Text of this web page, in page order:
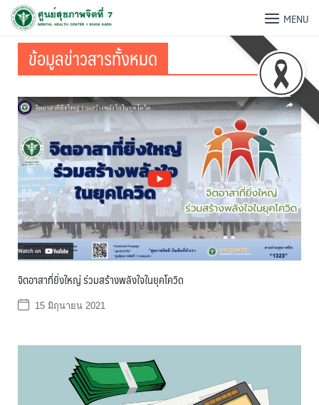
MENU
ข้อมูลข่าวสารทั้งหมด
จิตอาสาที่ยิ่งใหญ่ ร่วมสร้างพลังใจในยุคโควิด
15 มิถุนายน 2021